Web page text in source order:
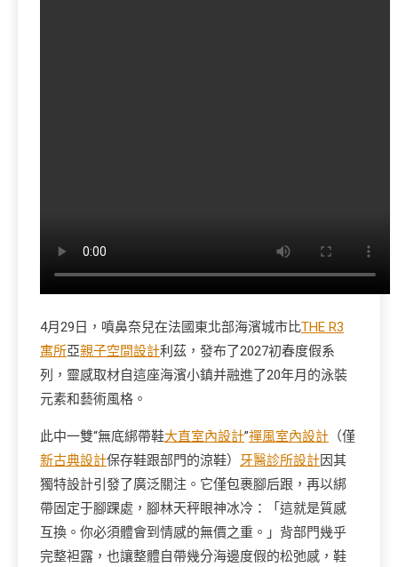
4月29日，噴鼻奈兒在法國東北部海濱城市比THE R3
寓所亞親子空間設計利茲，發布了2027初春度假系
列，靈感取材自這座海濱小鎮并融進了20年月的泳裝
元素和藝術風格。
此中一雙“無底綁帶鞋大直室內設計”禪風室內設計 （僅
新古典設計保存鞋跟部門的涼鞋） 牙醫診所設計因其
獨特設計引發了廣泛關注。它僅包裹腳后跟，再以綁
帶固定于腳踝處，腳林天秤眼神冰冷：「這就是質感
互換。你必須體會到情感的無價之重。」背部門幾乎
完整袒露，也讓整體自帶幾分海邊度假的松弛感，鞋